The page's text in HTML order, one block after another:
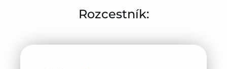
Rozcestník: